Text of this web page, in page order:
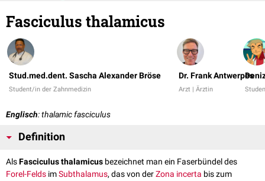
Fasciculus thalamicus
Stud.med.dent. Sascha Alexander Bröse
Student/in der Zahnmedizin
Dr. Frank Antwerpes
Arzt | Ärztin
Englisch: thalamic fasciculus
Definition
AlsFasciculus thalamicus bezeichnet man ein Faserbündel des
Forel-Felds imSubthalamus, das von derZona incerta bis zum